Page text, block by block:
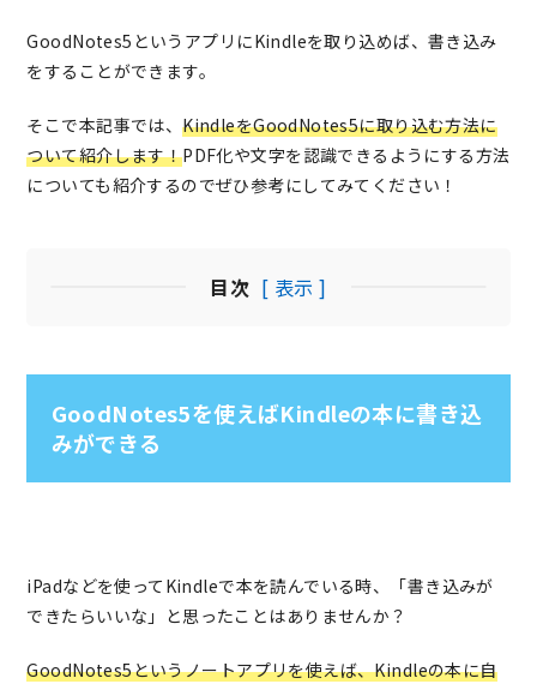
GoodNotes5というアプリにKindleを取り込めば、書き込み
をすることができます。
そこで本記事では、KindleをGoodNotes5に取り込む方法に
ついて紹介します！PDF化や文字を認識できるようにする方法
についても紹介するのでぜひ参考にしてみてください！
目次 [ 表示 ]
GoodNotes5を使えばKindleの本に書き込
みができる
iPadなどを使ってKindleで本を読んでいる時、「書き込みが
できたらいいな」と思ったことはありませんか？
GoodNotes5というノートアプリを使えば、Kindleの本に自